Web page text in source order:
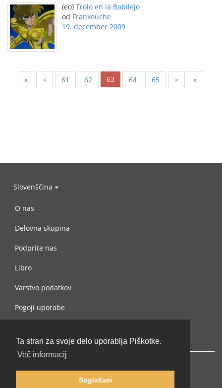
Ta stran za svoje delo uporablja Piškotke.
Več informacij
Soglašam
(eo) Trolo en la Babilejo
od Frankouche
19. december 2009
« < 61 62 63 64 65 > »
Slovenščina
O nas
Delovna skupina
Podprite nas
Libro
Varstvo podatkov
Pogoji uporabe